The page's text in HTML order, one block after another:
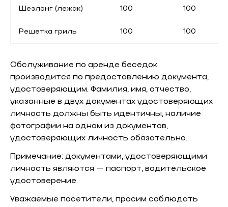
Шезлонг (лежак) 100 100
Решетка гриль 100 100
Обслуживание по аренде беседок
производится по предоставлению документа,
удостоверяющим. Фамилия, имя, отчество,
указанные в двух документах удостоверяющих
личность должны быть идентичны, наличие
фотографии на одном из документов,
удостоверяющих личность обязательно.
Примечание: документами, удостоверяющими
личность являются — паспорт, водительское
удостоверение.
Уважаемые посетители, просим соблюдать